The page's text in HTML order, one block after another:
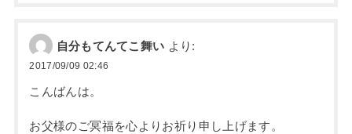
自分もてんてこ舞い より:
2017/09/09 02:46
こんばんは。
お父様のご冥福を心よりお祈り申し上げます。